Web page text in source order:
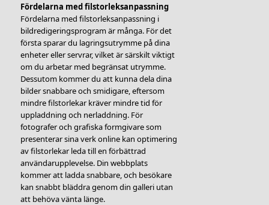
Fördelarna med filstorleksanpassning
Fördelarna med filstorleksanpassning i
bildredigeringsprogram är många. För det
första sparar du lagringsutrymme på dina
enheter eller servrar, vilket är särskilt viktigt
om du arbetar med begränsat utrymme.
Dessutom kommer du att kunna dela dina
bilder snabbare och smidigare, eftersom
mindre filstorlekar kräver mindre tid för
uppladdning och nerladdning. För
fotografer och grafiska formgivare som
presenterar sina verk online kan optimering
av filstorlekar leda till en förbättrad
användarupplevelse. Din webbplats
kommer att ladda snabbare, och besökare
kan snabbt bläddra genom din galleri utan
att behöva vänta länge.